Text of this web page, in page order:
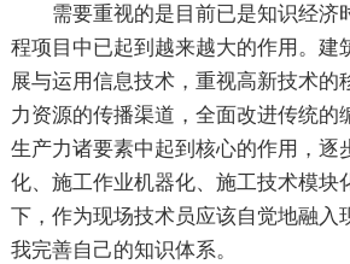
需要重视的是目前已是知识经济
程项目中已起到越来越大的作用。建
展与运用信息技术，重视高新技术的
力资源的传播渠道，全面改进传统的
生产力诸要素中起到核心的作用，逐
化、施工作业机器化、施工技术模块
下，作为现场技术员应该自觉地融入
我完善自己的知识体系。